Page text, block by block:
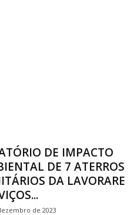
DE IMPACTO
DE 7 ATERROS
DA LAVORARE
de 2023